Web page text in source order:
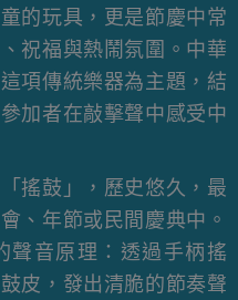
的玩具，更是節慶中常
祝福與熱鬧氛圍。中華
項傳統樂器為主題，結
加者在敲擊聲中感受中
搖鼓」，歷史悠久，最
、年節或民間慶典中。
聲音原理：透過手柄搖
皮，發出清脆的節奏聲